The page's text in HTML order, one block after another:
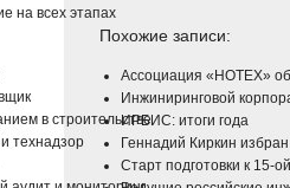
на всех этапах
в строительстве
технадзор
Похожие записи:
Ассоциация «НОТЕХ»
Инжиниринговой
ИРБИС: итоги года
Геннадий Киркин
Старт подготовки к 15-